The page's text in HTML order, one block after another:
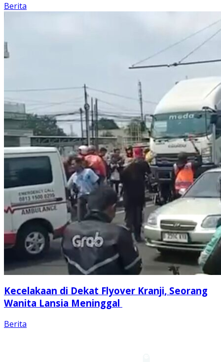
Berita
Kecelakaan di Dekat Flyover Kranji, Seorang
Wanita Lansia Meninggal
Berita